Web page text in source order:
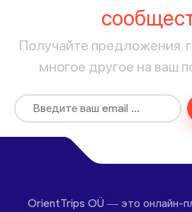
Получайте предложения,
многое другое на ваш
OrientTrips OÜ — это онлайн-